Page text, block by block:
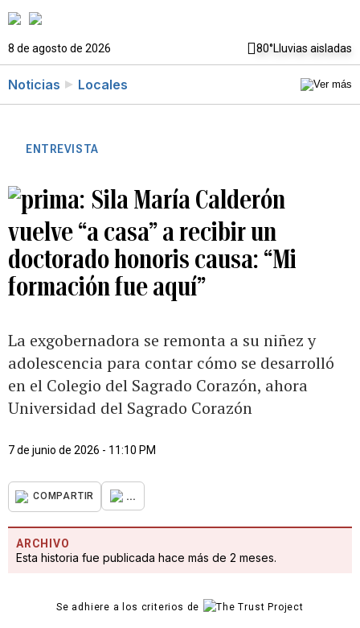
8 de agosto de 2026 80°Lluvias aisladas
Noticias Locales
ENTREVISTA
Sila María Calderón
vuelve “a casa” a recibir un
doctorado honoris causa: “Mi
formación fue aquí”
La exgobernadora se remonta a su niñez y
adolescencia para contar cómo se desarrolló
en el Colegio del Sagrado Corazón, ahora
Universidad del Sagrado Corazón
7 de junio de 2026 - 11:10 PM
COMPARTIR ...
ARCHIVO
Esta historia fue publicada hace más de 2 meses.
Se adhiere a los criterios de